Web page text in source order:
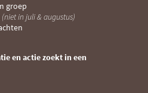
groep
(niet in juli & augustus)
en actie zoekt in een